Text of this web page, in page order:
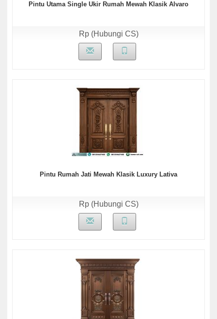
Pintu Utama Single Ukir Rumah Mewah Klasik Alvaro
Rp (Hubungi CS)
Pintu Rumah Jati Mewah Klasik Luxury Lativa
Rp (Hubungi CS)